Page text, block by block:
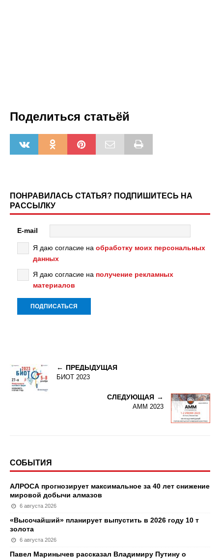
Поделиться статьёй
ПОНРАВИЛАСЬ СТАТЬЯ? ПОДПИШИТЕСЬ НА
РАССЫЛКУ
E-mail
Я даю согласие на обработку моих персональных
данных
Я даю согласие на получение рекламных
материалов
ПРЕДЫДУЩАЯ
БИОТ 2023
СЛЕДУЮЩАЯ
АММ 2023
СОБЫТИЯ
АЛРОСА прогнозирует максимальное за 40 лет снижение
мировой добычи алмазов
6 августа 2026
«Высочайший» планирует выпустить в 2026 году 10 т
золота
6 августа 2026
Павел Маринычев рассказал Владимиру Путину о